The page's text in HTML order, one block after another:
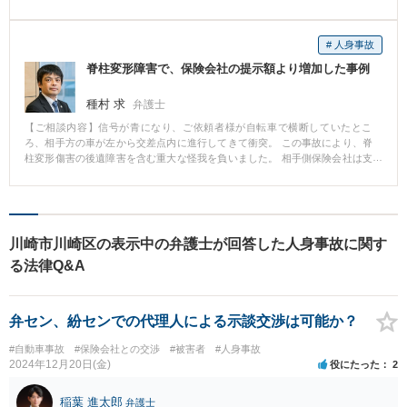
た。 本件では、肩が動かないことや痛みを裏付ける「客観的な医学的所見が
ない」ことを理由に非該当とされていましたが、 実際には、筋の拘縮や腱板
断裂が肩の機能障害につながっていたため、その旨の内容の異議申立てを行
いました。 その結果、後遺障害10級が認定されました。
# 人身事故
脊柱変形障害で、保険会社の提示額より増加した事例
種村 求 弁護士
【ご相談内容】信号が青になり、ご依頼者様が自転車で横断していたとこ
ろ、相手方の車が左から交差点内に進行してきて衝突。 この事故により、脊
柱変形傷害の後遺障害を含む重大な怪我を負いました。 相手側保険会社は支
で、当事務所に相談に来られました。 その後、ご依頼頂き自賠責保険金を取
るであろう収入を補填するもの)について主として争われましたが,ご依頼者様
が脊柱変形傷害を負い、その程度が重いことを丁寧に主張・立証して、当初
保険会社から提示されていた金額より増加した解決金を取得することができ
川崎市川崎区の表示中の弁護士が回答した人身事故に関す
る法律Q&A
弁セン、紛センでの代理人による示談交渉は可能か？
#自動車事故 #保険会社との交渉 #被害者 #人身事故
2024年12月20日(金) 役にたった 2
稲葉 進太郎 弁護士